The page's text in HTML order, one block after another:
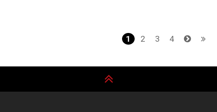
Τρέχουσα
1 Page
2 Page
3 Page
4